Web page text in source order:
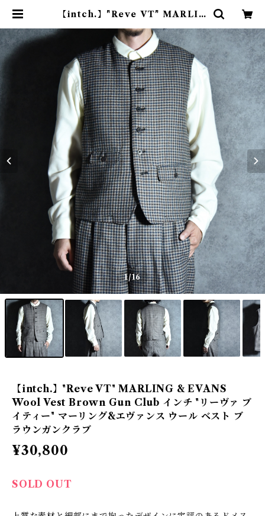
【intch.】"Reve VT" MARLIN
n Gun Club インチ "リーヴァ ブ
イティー" マーリング&エヴァンス
ウール ベスト ブラウンガンクラブ |
mark & collars (マークアンドカ
ラーズ)
1/16
【intch.】"Reve VT" MARLING & EVANS
Wool Vest Brown Gun Club インチ "リーヴァ ブ
イティー" マーリング&エヴァンス ウール ベスト ブ
ラウンガンクラブ
¥30,800
SOLD OUT